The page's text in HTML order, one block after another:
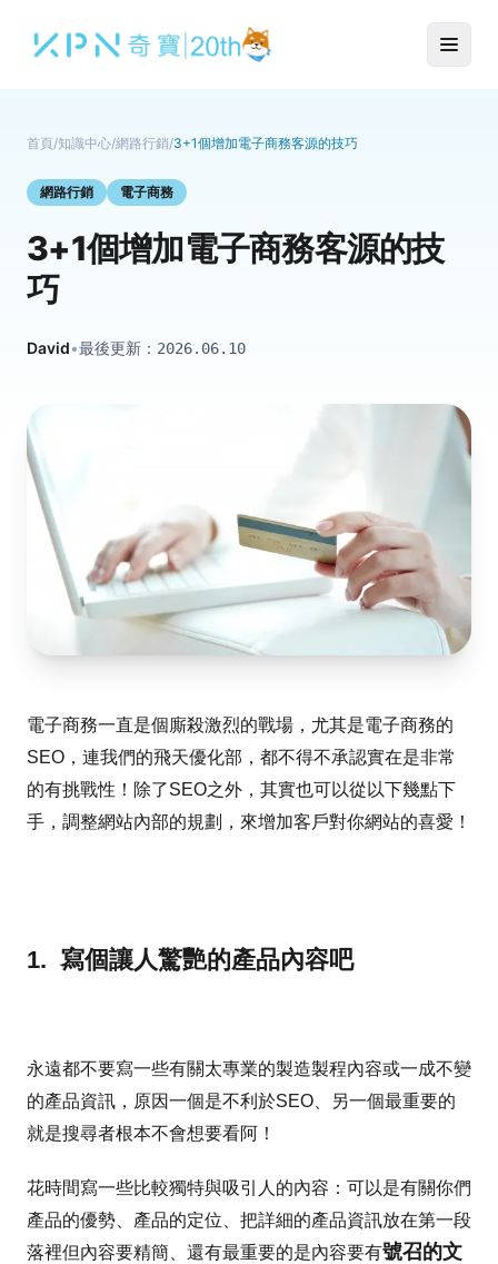
首頁/知識中心/網路行銷/3+1個增加電子商務客源的技巧
網路行銷 電子商務
3+1個增加電子商務客源的技
巧
David•最後更新： 2026.06.10
電子商務一直是個廝殺激烈的戰場，尤其是電子商務的
SEO，連我們的飛天優化部，都不得不承認實在是非常
的有挑戰性！除了SEO之外，其實也可以從以下幾點下
手，調整網站內部的規劃，來增加客戶對你網站的喜愛！
1. 寫個讓人驚艷的產品內容吧
永遠都不要寫一些有關太專業的製造製程內容或一成不變
的產品資訊，原因一個是不利於SEO、另一個最重要的
就是搜尋者根本不會想要看阿！
花時間寫一些比較獨特與吸引人的內容：可以是有關你們
產品的優勢、產品的定位、把詳細的產品資訊放在第一段
落裡但內容要精簡、還有最重要的是內容要有號召的文